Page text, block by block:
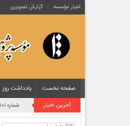
اخبار مؤسسه گزارش تصویری
صفحه نخست یادداشت روز
آخرین اخبار